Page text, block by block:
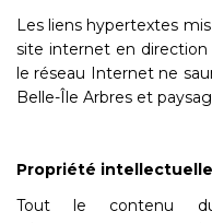
Les liens hypertextes
site internet en direction
le réseau Internet ne
Belle-Île Arbres et
Propriété intellectuelle
Tout le contenu